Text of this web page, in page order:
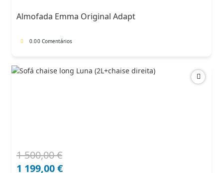
91,00 €.
68,25 €.
Almofada Emma Original Adapt
0.00 Comentários
1 500,00€
O
preço
1 199,00€
O
preço